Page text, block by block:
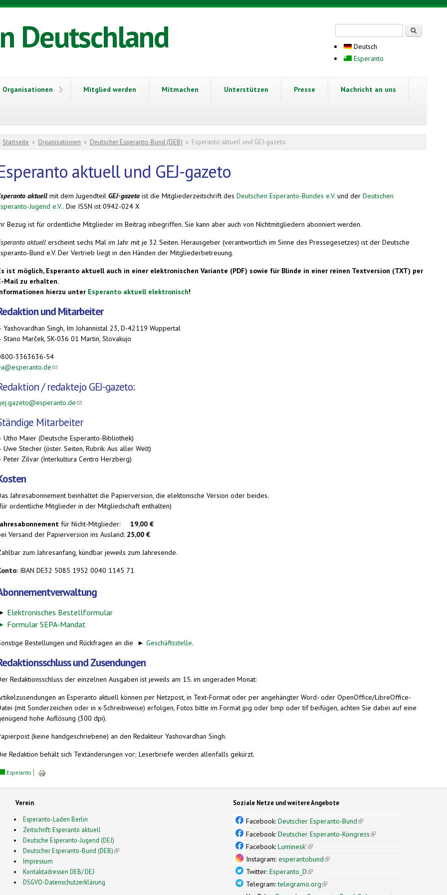
Deutschland
Deutsch
Esperanto
Organisationen Mitglied werden Mitmachen Unterstützen Presse Nachricht an uns
Sie sind hier
Startseite » Organisationen » Deutscher Esperanto-Bund (DEB) » Esperanto aktuell und GEJ-gazeto
aktuell und GEJ-gazeto
aktuell mit dem Jugendteil GEJ-gazeto ist die Mitgliederzeitschrift des Deutschen Esperanto-Bundes e.V. und der Deutschen
Jugend e.V.. Die ISSN ist 0942-024 X
Bezug ist für ordentliche Mitglieder im Beitrag inbegriffen. Sie kann aber auch von Nichtmitgliedern abonniert werden.
aktuell erscheint sechs Mal im Jahr mit je 32 Seiten. Herausgeber (verantwortlich im Sinne des Pressegesetzes) ist der Deutsche
Bund e.V. Der Vertrieb liegt in den Händen der Mitgliederbetreuung.
ist möglich, Esperanto aktuell auch in einer elektronischen Variante (PDF) sowie für Blinde in einer reinen Textversion (TXT) per
Mail zu erhalten.
hierzu unter Esperanto aktuell elektronisch!
und Mitarbeiter
Yashovardhan Singh, Im Johannistal 23, D-42119 Wuppertal
Stano Marček, SK-036 01 Martin, Slovakujo
3363636-54
(link sends e-mail)
/redaktejo GEJ-gazeto:
(link sends e-mail)
Mitarbeiter
Utho Maier (Deutsche Esperanto-Bibliothek)
Uwe Stecher (öster. Seiten, Rubrik: Aus aller Welt)
Peter Zilvar (Interkultura Centro Herzberg)
Jahresabonnement beinhaltet die Papierversion, die elektonische Version oder beides.
ordentliche Mitglieder in der Mitgliedschaft enthalten)
für Nicht-Mitglieder: 19,00 €
Versand der Papierversion ins Ausland: 25,00 €
zum Jahresanfang, kündbar jeweils zum Jahresende.
IBAN DE32 5085 1952 0040 1145 71
Elektronisches Bestellformular
Formular SEPA-Mandat
Bestellungen und Rückfragen an die ► Geschäftsstelle.
und Zusendungen
Redaktionsschluss der einzelnen Ausgaben ist jeweils am 15. im ungeraden Monat:
an Esperanto aktuell können per Netzpost, in Text-Format oder per angehängter Word- oder OpenOffice/LibreOffice-
(mit Sonderzeichen oder in x-Schreibweise) erfolgen, Fotos bitte im Format jpg oder bmp oder tif beifügen, achten Sie dabei auf eine
hohe Auflösung (300 dpi).
(keine handgeschriebene) an den Redakteur Yashovardhan Singh.
Redaktion behält sich Textänderungen vor; Leserbriefe werden allenfalls gekürzt.
Esperanto
Verein
Esperanto-Laden Berlin
Zeitschrift: Esperanto aktuell
Deutsche Esperanto-Jugend (DEJ)
Deutscher Esperanto-Bund (DEB)(link is external)
Impressum
Kontaktadressen DEB/ DEJ
DSGVO-Datenschutzerklärung
Soziale Netze und weitere Angebote
Facebook:Deutscher Esperanto-Bund(link is external)
Facebook:Deutscher Esperanto-Kongress(link is external)
Facebook:Luminesk'(link is external)
Instagram:esperantobund(link is external)
Twitter:Esperanto_D(link is external)
Telegram:telegramo.org(link is external)